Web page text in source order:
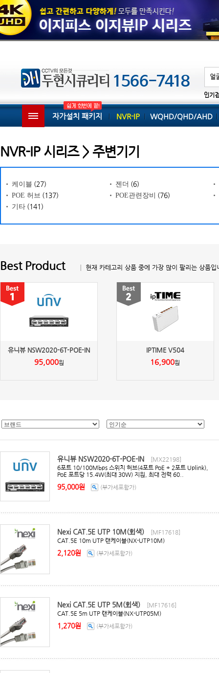
인기
자가설치 패키지 NVR-IP WQHD/QHD/AHD
NVR-IP 시리즈 > 주변기기
케이블 (27) 젠더 (6)
POE 허브 (137) POE관련장비 (76)
기타 (141)
Best Product │ 현재 카테고리 상품 중에 가장 많이 팔리는 상품입
유니뷰 NSW2020-6T-POE-IN
95,000원
IPTIME V504
16,900원
유니뷰 NSW2020-6T-POE-IN
[MX22198]
6포트 10/100Mbps 스위치 허브(4포트 PoE + 2포트 Uplink),
PoE 포트당 15.4W(최대 30W) 지원, 최대 전력 60..
95,000원 (부가세포함가)
Nexi CAT.5E UTP 10M(회색)
[MF17618]
CAT.5E 10m UTP 랜케이블(NX-UTP10M)
2,120원 (부가세포함가)
Nexi CAT.5E UTP 5M(회색)
[MF17616]
CAT.5E 5m UTP 랜케이블(NX-UTP05M)
1,270원 (부가세포함가)